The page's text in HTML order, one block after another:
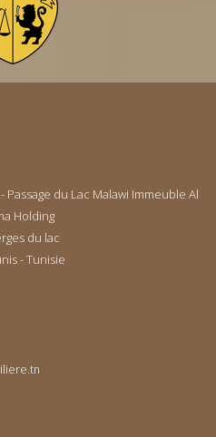
Passage du Lac Malawi Immeuble Al
Holding
du lac
- Tunisie